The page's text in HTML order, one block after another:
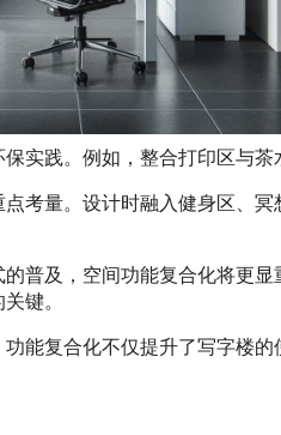
实践。例如，整合打印区与茶
考量。设计时融入健身区、
普及，空间功能复合化将更
键。
能复合化不仅提升了写字楼